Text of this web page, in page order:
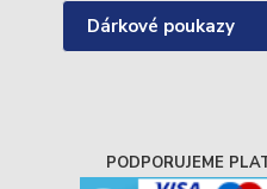
Dárkové poukazy
PODPORUJEME